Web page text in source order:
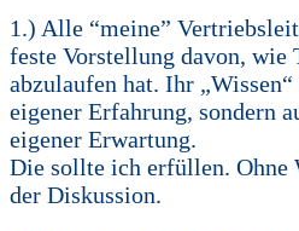
1.) Alle “meine”
feste Vorstellung davon, wie
abzulaufen hat. Ihr
eigener Erfahrung, sondern
eigener Erwartung.
Die sollte ich erfüllen. Ohne
der Diskussion.